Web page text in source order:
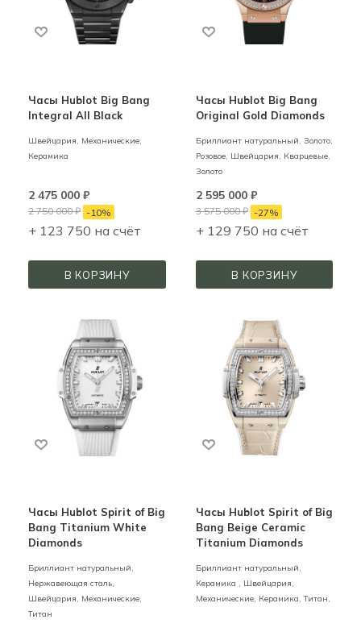
Часы Hublot Big Bang
Integral All Black
Швейцария, Механические,
Керамика
2 475 000 ₽
2 750 000₽ -10%
+ 123 750 на счёт
В КОРЗИНУ
Часы Hublot Big Bang
Original Gold Diamonds
Бриллиант натуральный, Золото,
Розовое, Швейцария,
Кварцевые,
Золото
2 595 000₽
3 575 000₽ -27%
+ 129 750 на счёт
В КОРЗИНУ
Часы Hublot Spirit of Big
Bang Titanium White
Diamonds
Бриллиант натуральный,
Нержавеющая сталь,
Швейцария, Механические,
Титан
Часы Hublot Spirit of Big
Bang Beige Ceramic
Titanium Diamonds
Бриллиант натуральный,
Керамика , Швейцария,
Механические, Керамика, Титан,